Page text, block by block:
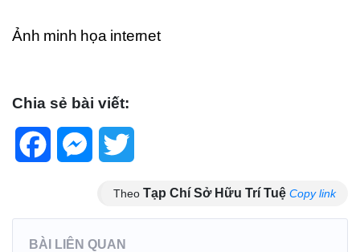
Ảnh minh họa internet
Chia sẻ bài viết:
FacebookMessenger
Theo Tạp Chí Sở Hữu Trí Tuệ Copy link
BÀI LIÊN QUAN